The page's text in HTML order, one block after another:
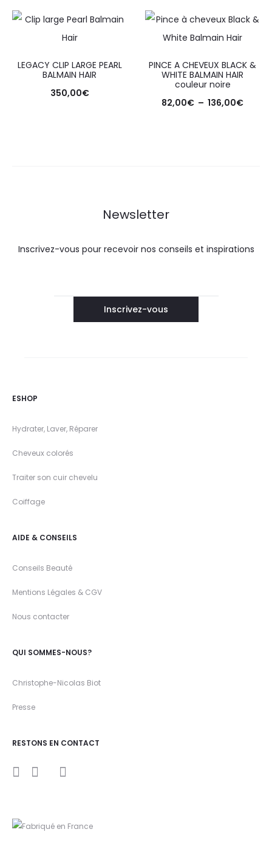
LEGACY CLIP LARGE PEARL
BALMAIN HAIR
350,00€
PINCE A CHEVEUX BLACK &
WHITE BALMAIN HAIR
couleur noire
82,00€ – 136,00€
Newsletter
Inscrivez-vous pour recevoir nos conseils et inspirations
ESHOP
Hydrater, Laver, Réparer
Cheveux colorés
Traiter son cuir chevelu
Coiffage
AIDE & CONSEILS
Conseils Beauté
Mentions Légales & CGV
Nous contacter
QUI SOMMES-NOUS?
Christophe-Nicolas Biot
Presse
RESTONS EN CONTACT
a
u
b